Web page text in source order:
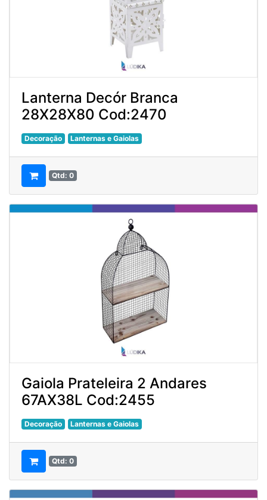
Lanterna Decór Branca
28X28X80 Cod:2470
Decoração Lanternas e Gaiolas
Qtd: 0
Gaiola Prateleira 2 Andares
67AX38L Cod:2455
Decoração Lanternas e Gaiolas
Qtd: 0